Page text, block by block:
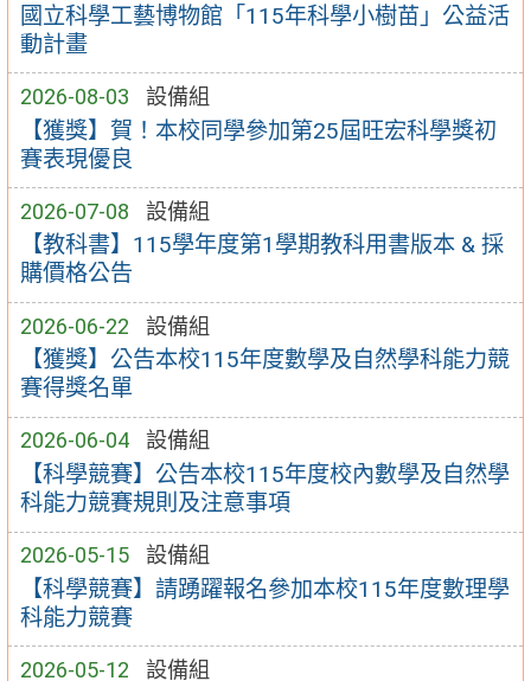
國立科學工藝博物館「115年科學小樹苗」公益活
動計畫
2026-08-03 設備組
【獲獎】賀！本校同學參加第25屆旺宏科學獎初
賽表現優良
2026-07-08 設備組
【教科書】115學年度第1學期教科用書版本 & 採
購價格公告
2026-06-22 設備組
【獲獎】公告本校115年度數學及自然學科能力競
賽得獎名單
2026-06-04 設備組
【科學競賽】公告本校115年度校內數學及自然學
科能力競賽規則及注意事項
2026-05-15 設備組
【科學競賽】請踴躍報名參加本校115年度數理學
科能力競賽
2026-05-12 設備組